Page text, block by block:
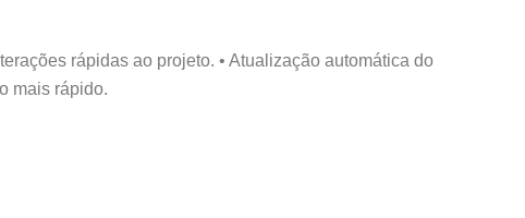
rápidas ao projeto. • Atualização automática do
mais rápido.